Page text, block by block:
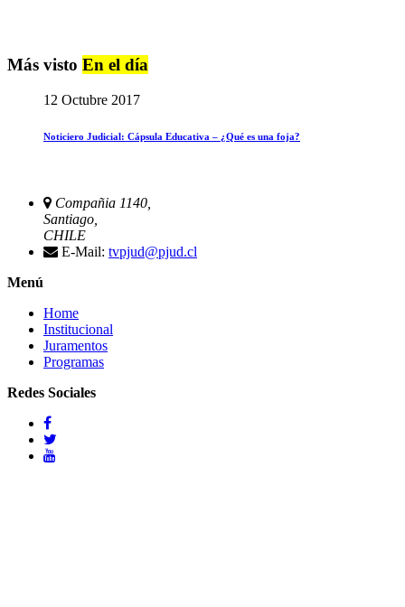
Más visto En el día
12 Octubre 2017
Noticiero Judicial: Cápsula Educativa – ¿Qué es una foja?
Compañia 1140,
Santiago,
CHILE
E-Mail: tvpjud@pjud.cl
Menú
Home
Institucional
Juramentos
Programas
Redes Sociales